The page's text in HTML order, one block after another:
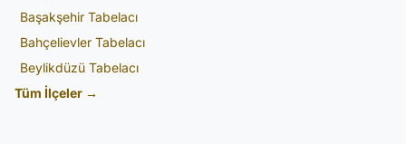
Başakşehir Tabelacı
Bahçelievler Tabelacı
Beylikdüzü Tabelacı
Tüm İlçeler →